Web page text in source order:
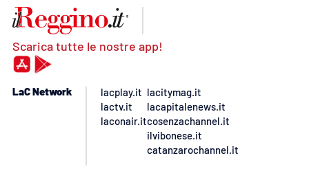
Scarica tutte le nostre app!
LaC Network
lacplay.it
lactv.it
laconair.it
lacitymag.it
lacapitalenews.it
cosenzachannel.it
ilvibonese.it
catanzarochannel.it